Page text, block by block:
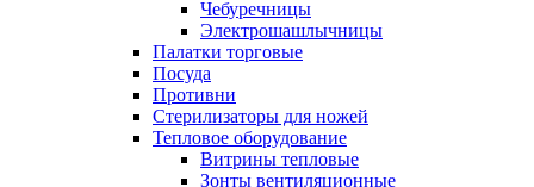
Чебуречницы
Электрошашлычницы
Палатки торговые
Посуда
Противни
Стерилизаторы для ножей
Тепловое оборудование
Витрины тепловые
Зонты вентиляционные